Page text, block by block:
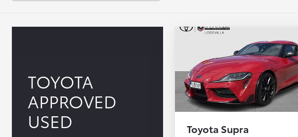
TOYOTA
APPROVED
USED
Toyota Supra